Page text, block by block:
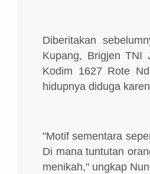
Diberitakan
Kupang, Brigjen TNI
Kodim 1627 Rote
hidupnya diduga
"Motif sementara
Di mana tuntutan
menikah," ungkap